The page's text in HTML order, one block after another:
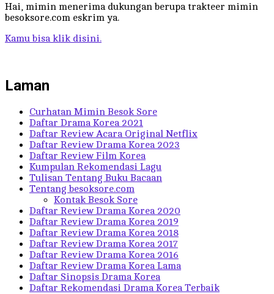
Hai, mimin menerima dukungan berupa trakteer mimin
besoksore.com eskrim ya.
Kamu bisa klik disini.
Laman
Curhatan Mimin Besok Sore
Daftar Drama Korea 2021
Daftar Review Acara Original Netflix
Daftar Review Drama Korea 2023
Daftar Review Film Korea
Kumpulan Rekomendasi Lagu
Tulisan Tentang Buku Bacaan
Tentang besoksore.com
Kontak Besok Sore
Daftar Review Drama Korea 2020
Daftar Review Drama Korea 2019
Daftar Review Drama Korea 2018
Daftar Review Drama Korea 2017
Daftar Review Drama Korea 2016
Daftar Review Drama Korea Lama
Daftar Sinopsis Drama Korea
Daftar Rekomendasi Drama Korea Terbaik